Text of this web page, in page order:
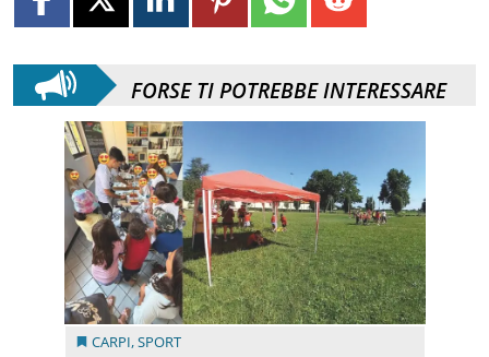
FORSE TI POTREBBE INTERESSARE
CARPI,SPORT